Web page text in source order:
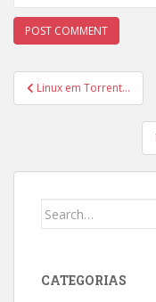
Post
navigation
Linux em Torrent…
Search
CATEGORIAS